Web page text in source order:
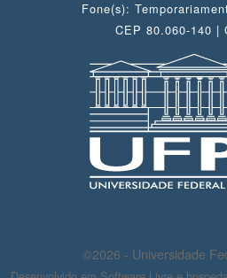
Fone(s):
CEP 80.060-140 |
©2026 - Universidade